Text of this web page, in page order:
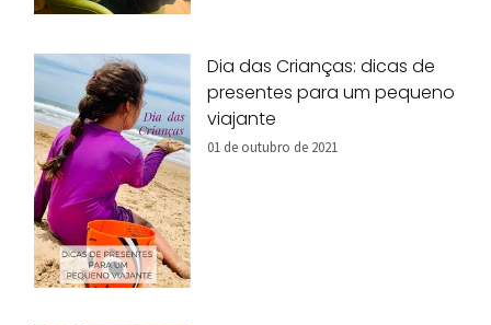
Dia das Crianças: dicas de
presentes para um pequeno
viajante
01 de outubro de 2021